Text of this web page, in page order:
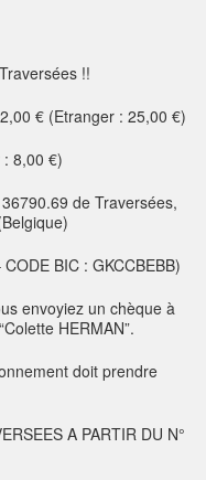
!!
€ (Etranger : 25,00 €)
8,00 €)
de Traversées,
BIC : GKCCBEBB)
envoyiez un chèque à
HERMAN”.
doit prendre
A PARTIR DU N°